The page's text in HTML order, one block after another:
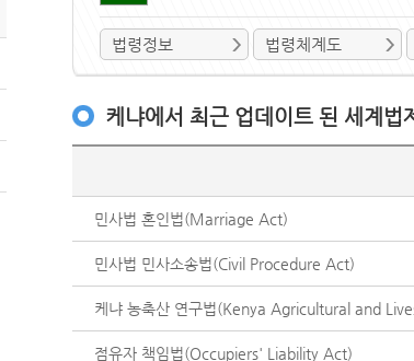
법령정보 법령체계도
케냐에서 최근 업데이트 된 세계법
민사법 혼인법(Marriage Act)
민사법 민사소송법(Civil Procedure Act)
케냐 농축산 연구법(Kenya Agricultural and
점유자 책임법(Occupiers' Liability Act)